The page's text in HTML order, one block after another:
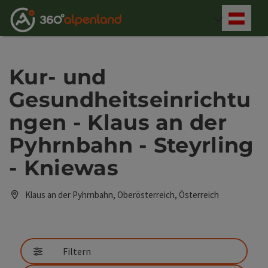
Zum Inhalt
Zur Navigation
Zum Seitenanfang
Zur Kontaktseite
Zur Suche
Zum Impressum
Zu den Hinweisen zur Bedienung der Website
Zur Startseite
Kur- und
Gesundheitseinrichtu
ngen - Klaus an der
Pyhrnbahn - Steyrling
- Kniewas
Klaus an der Pyhrnbahn, Oberösterreich, Österreich
Filtern